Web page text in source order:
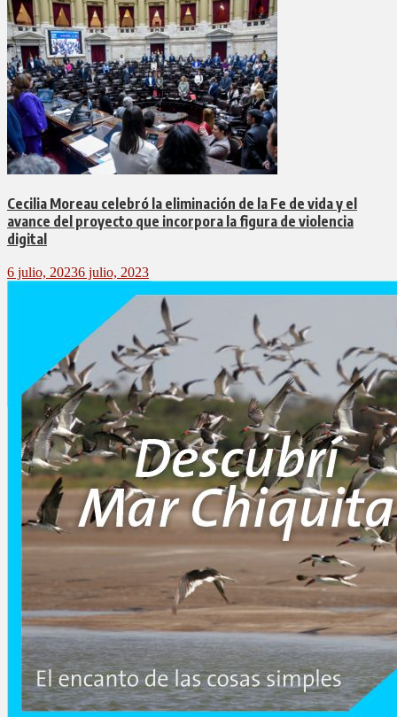
Cecilia Moreau celebró la eliminación de la Fe de vida y el
avance del proyecto que incorpora la figura de violencia
digital
6 julio, 20236 julio, 2023